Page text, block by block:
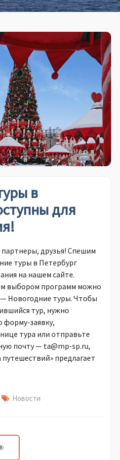
в
для
друзья! Спешим
туры в Петербург
на нашем сайте.
выбором программ можно
Новогодние туры. Чтобы
тур, нужно
форму-заявку,
тура или отправьте
почту — ta@mp-sp.ru,
предлагает
Новости